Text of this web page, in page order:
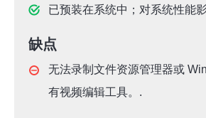
已预装在系统中；对系统性能
缺点
无法录制文件资源管理器或
有视频编辑工具。.